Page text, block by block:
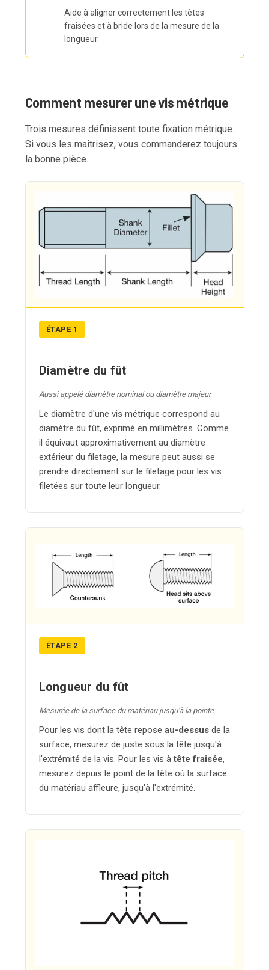
Aide à aligner correctement les têtes
fraisées et à bride lors de la mesure de la
longueur.
Comment mesurer une vis métrique
Trois mesures définissent toute fixation métrique.
Si vous les maîtrisez, vous commanderez toujours
la bonne pièce.
ÉTAPE 1
Diamètre du fût
Aussi appelé diamètre nominal ou diamètre majeur
Le diamètre d'une vis métrique correspond au
diamètre du fût, exprimé en millimètres. Comme
il équivaut approximativement au diamètre
extérieur du filetage, la mesure peut aussi se
prendre directement sur le filetage pour les vis
filetées sur toute leur longueur.
ÉTAPE 2
Longueur du fût
Mesurée de la surface du matériau jusqu'à la pointe
Pour les vis dont la tête repose au-dessusde la
surface, mesurez de juste sous la tête jusqu'à
l'extrémité de la vis. Pour les vis àtête fraisée,
mesurez depuis le point de la tête où la surface
du matériau affleure, jusqu'à l'extrémité.